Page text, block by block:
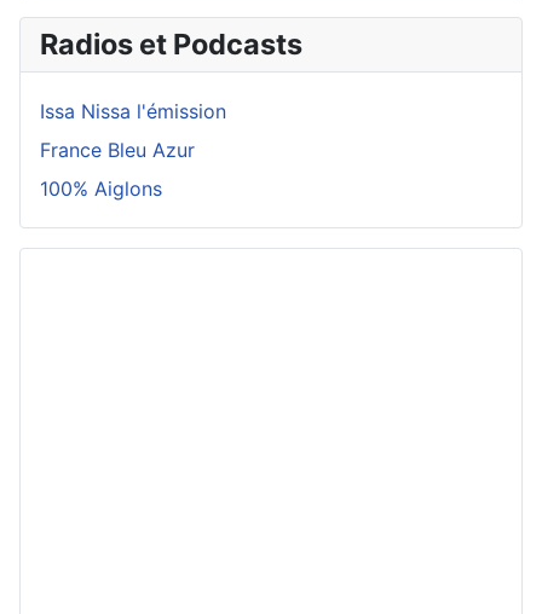
Radios et Podcasts
Issa Nissa l'émission
France Bleu Azur
100% Aiglons